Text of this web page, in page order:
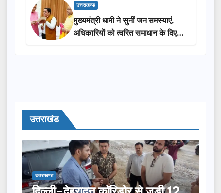
उत्तराखण्ड
मुख्यमंत्री धामी ने सुनीं जन समस्याएं,
अधिकारियों को त्वरित समाधान के दिए
निर्देश
उत्तराखंड
उत्तराखण्ड